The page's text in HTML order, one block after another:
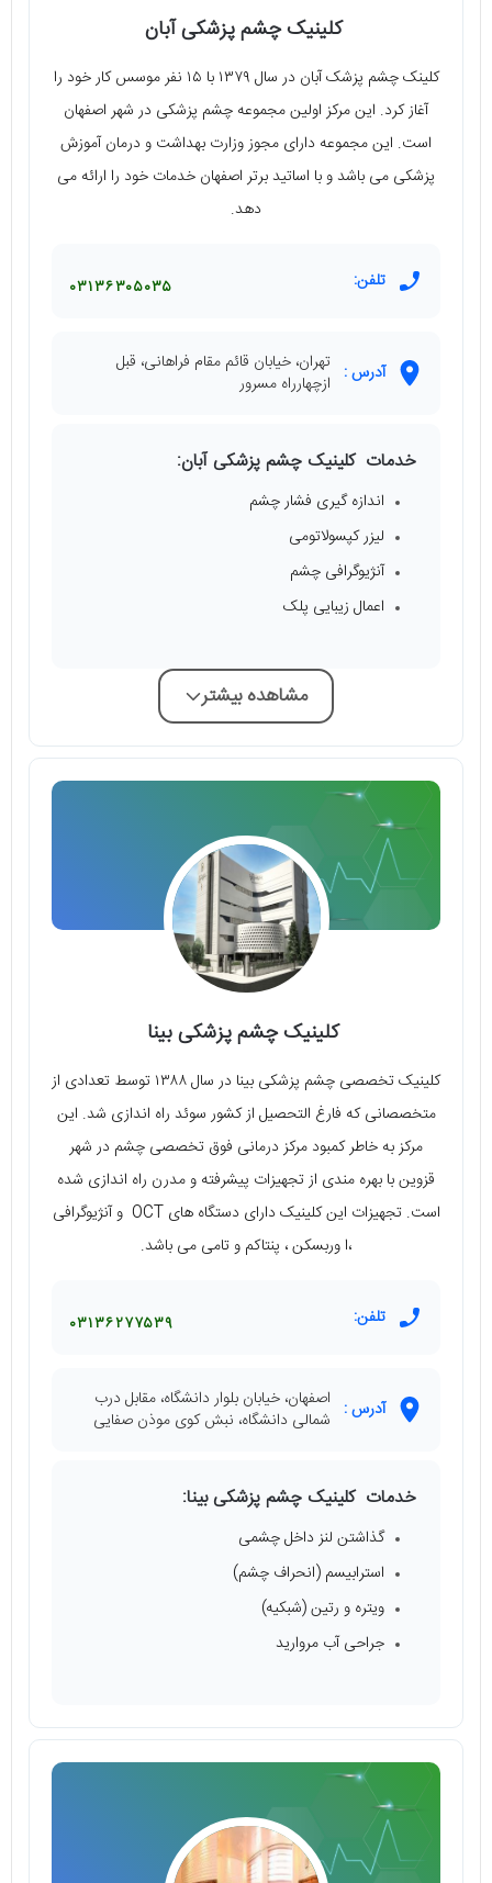
کلینیک چشم پزشکی آبان
کلینک چشم پزشک آبان در سال ۱۳۷۹ با ۱۵ نفر موسس کار خود را
آغاز کرد. این مرکز اولین مجموعه چشم پزشکی در شهر اصفهان
است. این مجموعه دارای مجوز وزارت بهداشت و درمان آموزش
پزشکی می باشد و با اساتید برتر اصفهان خدمات خود را ارائه می
دهد.
تلفن: ۰۳۱۳۶۳۰۵۰۳۵
آدرس : تهران، خیابان قائم مقام فراهانی، قبل
ازچهارراه مسرور
خدمات کلینیک چشم پزشکی آبان:
اندازه گیری فشار چشم
لیزر کپسولاتومی
آنژیوگرافی چشم
اعمال زیبایی پلک
مشاهده بیشتر
کلینیک چشم پزشکی بینا
کلینیک تخصصی چشم پزشکی بینا در سال ۱۳۸۸ توسط تعدادی از
متخصصانی که فارغ التحصیل از کشور سوئد راه اندازی شد. این
مرکز به خاطر کمبود مرکز درمانی فوق تخصصی چشم در شهر
قزوین با بهره مندی از تجهیزات پیشرفته و مدرن راه اندازی شده
است. تجهیزات این کلینیک دارای دستگاه های OCT و آنژیوگرافی
،ا وربسکن ، پنتاکم و تامی می باشد.
تلفن: ۰۳۱۳۶۲۷۷۵۳۹
آدرس : اصفهان، خیابان بلوار دانشگاه، مقابل درب
شمالی دانشگاه، نبش کوی موذن صفایی
خدمات کلینیک چشم پزشکی بینا:
گذاشتن لنز داخل چشمی
استرابیسم (انحراف چشم)
ویتره و رتین (شبکیه)
جراحی آب مروارید